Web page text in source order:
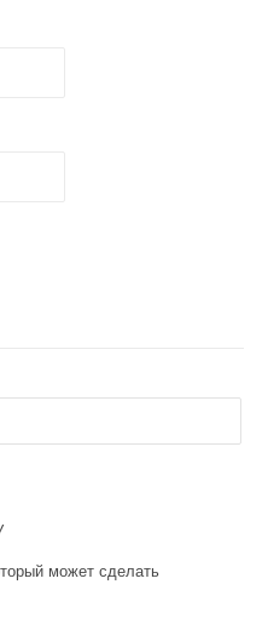
может сделать